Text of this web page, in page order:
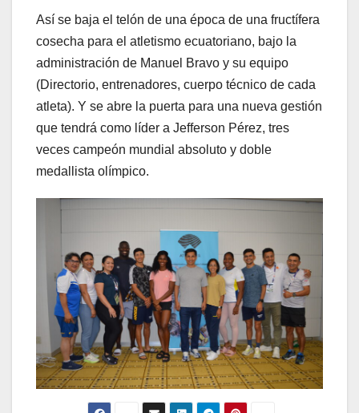
Así se baja el telón de una época de una fructífera
cosecha para el atletismo ecuatoriano, bajo la
administración de Manuel Bravo y su equipo
(Directorio, entrenadores, cuerpo técnico de cada
atleta). Y se abre la puerta para una nueva gestión
que tendrá como líder a Jefferson Pérez, tres
veces campeón mundial absoluto y doble
medallista olímpico.